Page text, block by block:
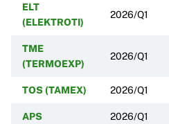
ELT
(ELEKTROTI)
2026/Q1
TME
(TERMOEXP)
2026/Q1
TOS (TAMEX) 2026/Q1
APS 2026/Q1